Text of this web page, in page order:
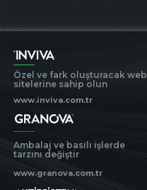
Özel ve fark oluşturacak web
sitelerine sahip olun
www.inviva.com.tr
Ambalaj ve basılı işlerde
tarzını değiştir
www.granova.com.tr